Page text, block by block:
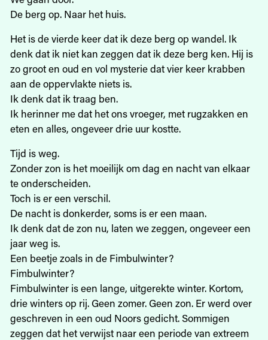
De berg op. Naar het huis.
Het is de vierde keer dat ik deze berg op wandel. Ik
denk dat ik niet kan zeggen dat ik deze berg ken. Hij is
zo groot en oud en vol mysterie dat vier keer krabben
aan de oppervlakte niets is.
Ik denk dat ik traag ben.
Ik herinner me dat het ons vroeger, met rugzakken en
eten en alles, ongeveer drie uur kostte.
Tijd is weg.
Zonder zon is het moeilijk om dag en nacht van elkaar
te onderscheiden.
Toch is er een verschil.
De nacht is donkerder, soms is er een maan.
Ik denk dat de zon nu, laten we zeggen, ongeveer een
jaar weg is.
Een beetje zoals in de Fimbulwinter?
Fimbulwinter?
Fimbulwinter is een lange, uitgerekte winter. Kortom,
drie winters op rij. Geen zomer. Geen zon. Er werd over
geschreven in een oud Noors gedicht. Sommigen
zeggen dat het verwijst naar een periode van extreem